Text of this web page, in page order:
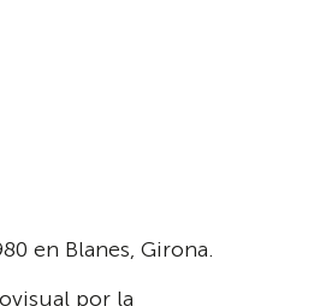
en Blanes, Girona.
por la